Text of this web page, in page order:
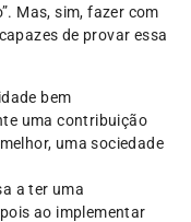
Mas, sim, fazer com
de provar essa
bem
uma contribuição
uma sociedade
a ter uma
ao implementar